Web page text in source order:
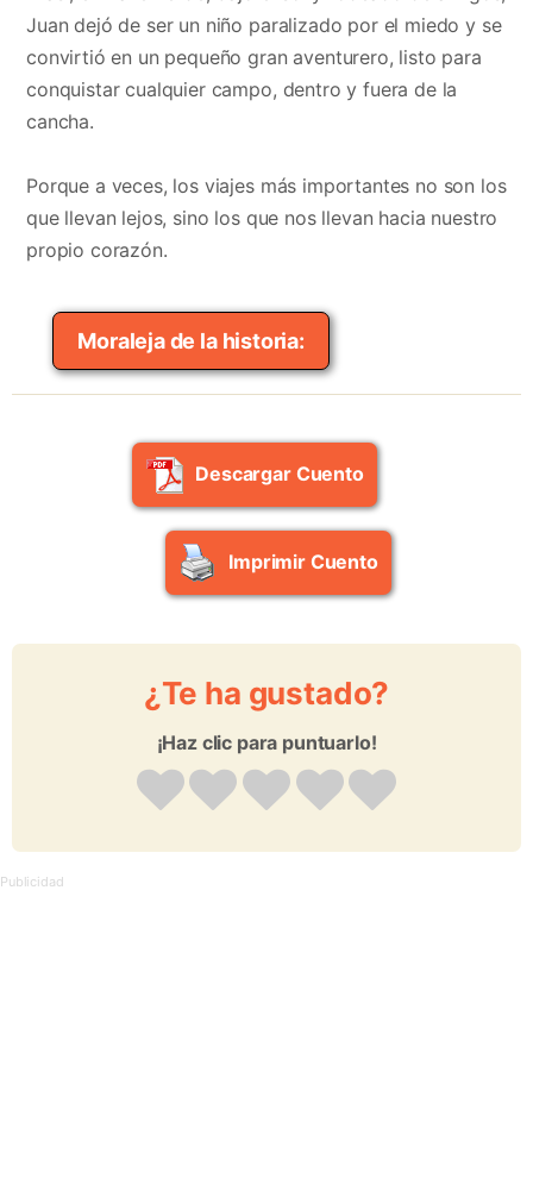
Juan dejó de ser un niño paralizado por el miedo y se
convirtió en un pequeño gran aventurero, listo para
conquistar cualquier campo, dentro y fuera de la
cancha.
Porque a veces, los viajes más importantes no son los
que llevan lejos, sino los que nos llevan hacia nuestro
propio corazón.
Moraleja de la historia:
Descargar Cuento
Imprimir Cuento
¿Te ha gustado?
¡Haz clic para puntuarlo!